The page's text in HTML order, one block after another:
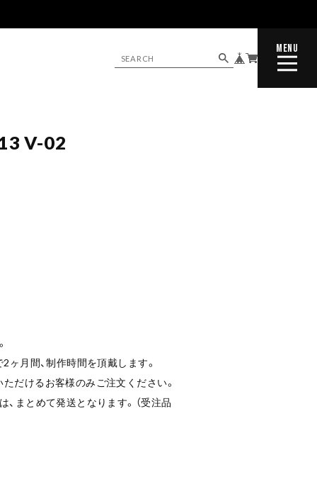
MENU
CLOSE
V-02
ヶ月間、制作時間を頂戴します。
だけるお客様のみご注文ください。
、まとめて発送となります。（受注品